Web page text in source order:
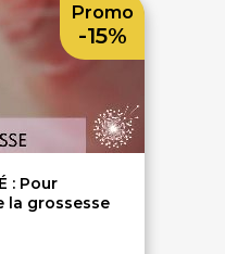
: Pour
la grossesse
Promo
-15%